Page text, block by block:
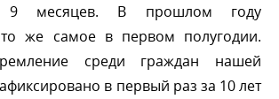
9 месяцев. В прошлом году
же самое в первом полугодии.
среди граждан нашей
в первый раз за 10 лет